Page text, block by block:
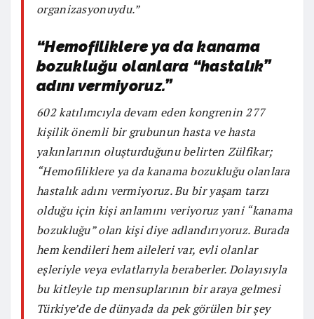
organizasyonuydu.”
“Hemofiliklere ya da kanama
bozukluğu olanlara “hastalık”
adını vermiyoruz.”
602 katılımcıyla devam eden kongrenin 277
kişilik önemli bir grubunun hasta ve hasta
yakınlarının oluşturduğunu belirten Zülfikar;
“Hemofiliklere ya da kanama bozukluğu olanlara
hastalık adını vermiyoruz. Bu bir yaşam tarzı
olduğu için kişi anlamını veriyoruz yani “kanama
bozukluğu” olan kişi diye adlandırıyoruz. Burada
hem kendileri hem aileleri var, evli olanlar
eşleriyle veya evlatlarıyla beraberler. Dolayısıyla
bu kitleyle tıp mensuplarının bir araya gelmesi
Türkiye’de de dünyada da pek görülen bir şey